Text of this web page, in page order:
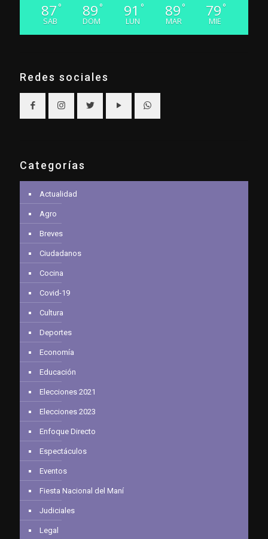
87 °
SAB
89 °
DOM
91 °
LUN
89 °
MAR
79 °
MIE
Redes sociales
Categorías
Actualidad
Agro
Breves
Ciudadanos
Cocina
Covid-19
Cultura
Deportes
Economía
Educación
Elecciones 2021
Elecciones 2023
Enfoque Directo
Espectáculos
Eventos
Fiesta Nacional del Maní
Judiciales
Legal